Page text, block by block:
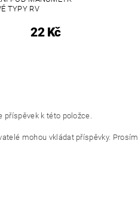
TYPY RV
22 Kč
příspěvek k této položce.
mohou vkládat příspěvky. Prosím